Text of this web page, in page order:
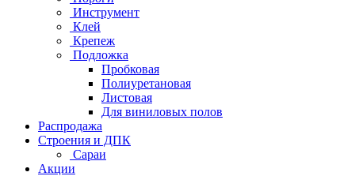
Инструмент
Клей
Крепеж
Подложка
Пробковая
Полиуретановая
Листовая
Для виниловых полов
Распродажа
Строения и ДПК
Сараи
Акции